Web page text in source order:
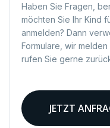
Haben Sie Fragen,
möchten Sie Ihr Kind
anmelden? Dann
Formulare, wir
rufen Sie gerne
JETZT